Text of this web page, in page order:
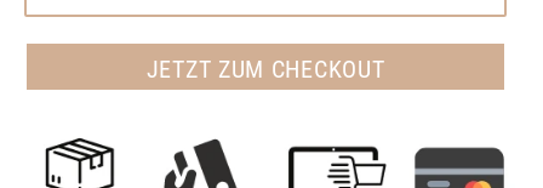
JETZT ZUM CHECKOUT